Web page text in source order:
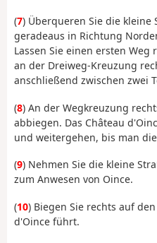
(7) Überqueren Sie die kleine
geradeaus in Richtung
Lassen Sie einen ersten
an der Dreiweg-Kreuzung
anschließend zwischen zwei
(8) An der Wegkreuzung
abbiegen. Das Château
und weitergehen, bis man
(9) Nehmen Sie die kleine
zum Anwesen von Oince.
(10) Biegen Sie rechts auf
d'Oince führt.